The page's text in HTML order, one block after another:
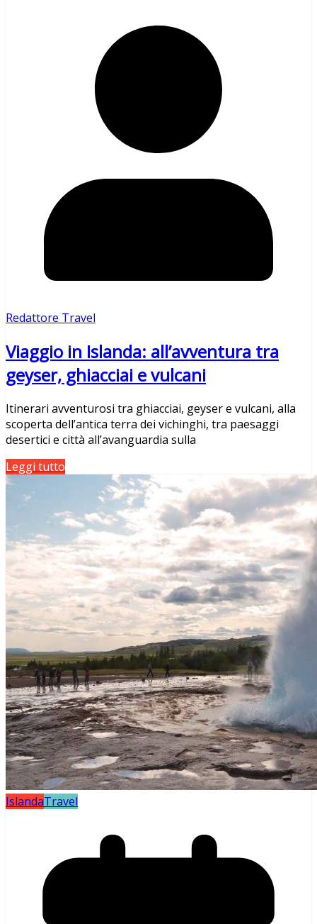
Redattore Travel
Viaggio in Islanda: all’avventura tra
geyser, ghiacciai e vulcani
Itinerari avventurosi tra ghiacciai, geyser e vulcani, alla
scoperta dell’antica terra dei vichinghi, tra paesaggi
desertici e città all’avanguardia sulla
Leggi tutto
IslandaTravel